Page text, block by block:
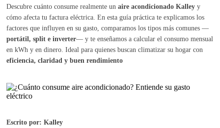
Descubre cuánto consume realmente un aire acondicionado Kalley y
cómo afecta tu factura eléctrica. En esta guía práctica te explicamos los
factores que influyen en su gasto, comparamos los tipos más comunes —
portátil, split e inverter— y te enseñamos a calcular el consumo mensual
en kWh y en dinero. Ideal para quienes buscan climatizar su hogar con
eficiencia, claridad y buen rendimiento
Escrito por: Kalley